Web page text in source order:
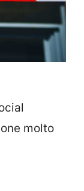
molto